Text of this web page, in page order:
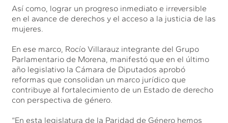
Así como, lograr un progreso inmediato e irreversible
en el avance de derechos y el acceso a la justicia de las
mujeres.
En ese marco, Rocío Villarauz integrante del Grupo
Parlamentario de Morena, manifestó que en el último
año legislativo la Cámara de Diputados aprobó
reformas que consolidan un marco jurídico que
contribuye al fortalecimiento de un Estado de derecho
con perspectiva de género.
“En esta legislatura de la Paridad de Género hemos